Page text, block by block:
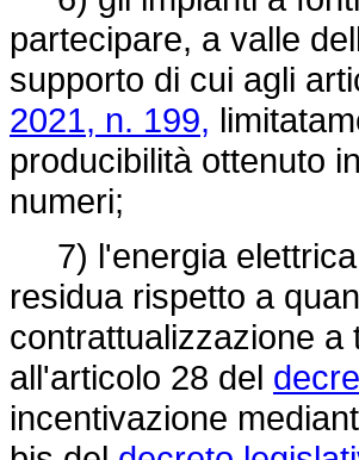
partecipare, a valle
supporto di cui agli
2021, n. 199,
producibilità ottenuto
numeri;
7) l'energia elettrica
residua rispetto a
contrattualizzazione
all'articolo 28 del
incentivazione